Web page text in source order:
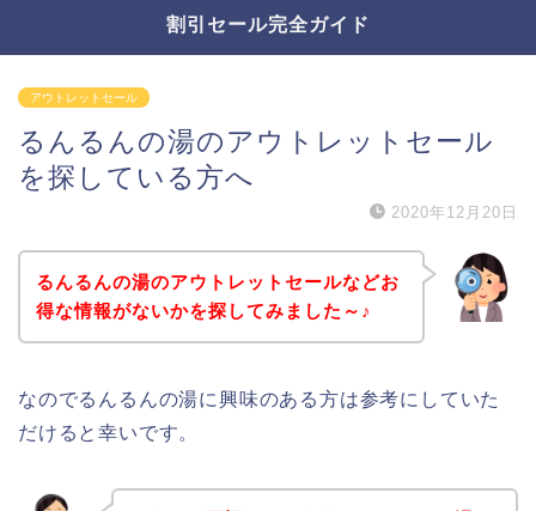
割引セール完全ガイド
アウトレットセール
るんるんの湯のアウトレットセール
を探している方へ
2020年12月20日
るんるんの湯のアウトレットセールなどお
得な情報がないかを探してみました～♪
なのでるんるんの湯に興味のある方は参考にしていた
だけると幸いです。